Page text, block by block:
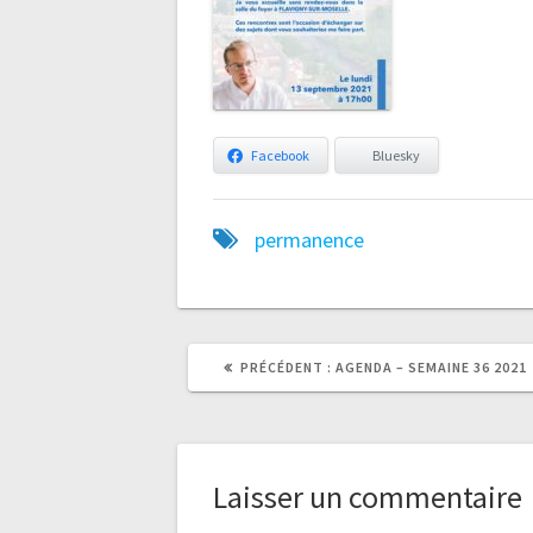
Facebook Bluesky
permanence
PRÉCÉDENT :
ARTICLE
PRÉCÉDENT
AGENDA – SEMAINE 36 2021
ARTICLE
SUIVANT
Laisser un commentaire